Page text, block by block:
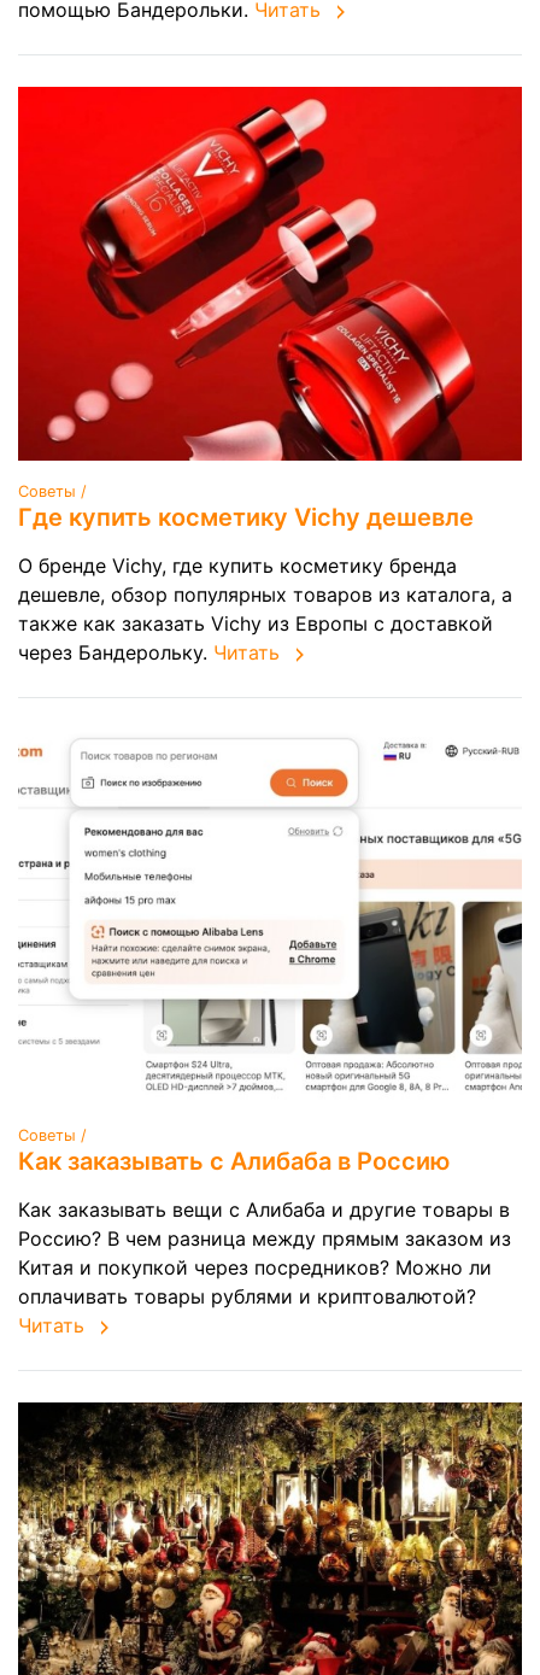
помощью Бандерольки. Читать
Советы /
Где купить косметику Vichy дешевле
О бренде Vichy, где купить косметику бренда
дешевле, обзор популярных товаров из каталога, а
также как заказать Vichy из Европы с доставкой
через Бандерольку. Читать
Советы /
Как заказывать с Алибаба в Россию
Как заказывать вещи с Алибаба и другие товары в
Россию? В чем разница между прямым заказом из
Китая и покупкой через посредников? Можно ли
оплачивать товары рублями и криптовалютой?
Читать